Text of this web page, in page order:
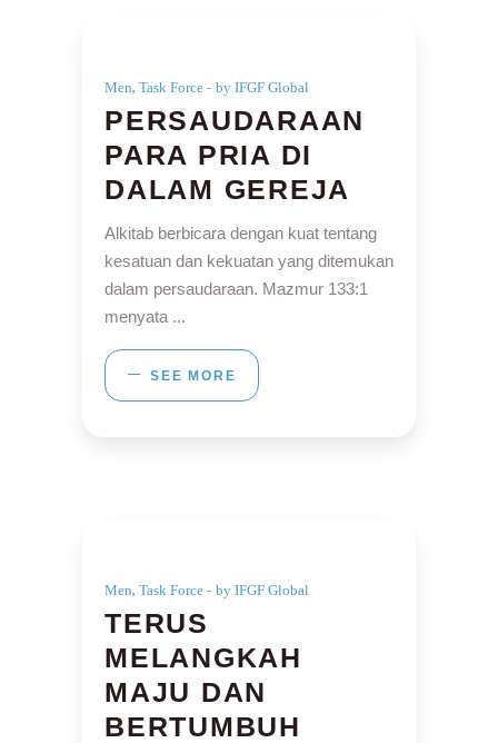
Men, Task Force by IFGF Global
PERSAUDARAAN
PARA PRIA DI
DALAM GEREJA
Alkitab berbicara dengan kuat tentang
kesatuan dan kekuatan yang ditemukan
dalam persaudaraan. Mazmur 133:1
menyata
SEE MORE
Men, Task Force by IFGF Global
TERUS
MELANGKAH
MAJU DAN
BERTUMBUH